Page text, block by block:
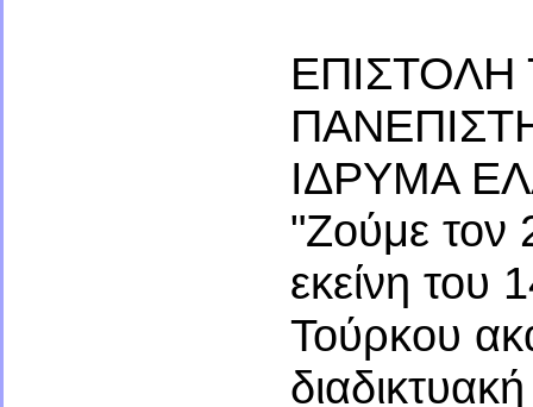
ΙΔΡΥΜΑ
"Ζούμε τον
εκείνη του
Τούρκου